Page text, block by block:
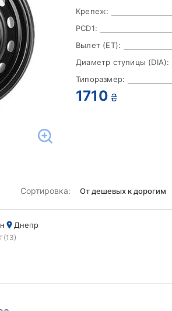
Крепеж:
PCD1:
Вылет (ET):
Диаметр ступицы (DIA):
Типоразмер:
1710 ₴
Сортировка:
Днепр
(13)